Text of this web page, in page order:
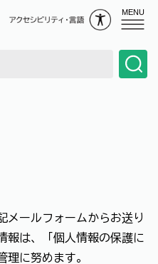
MENU
メールフォームからお送り
報は、「個人情報の保護に
理に努めます。